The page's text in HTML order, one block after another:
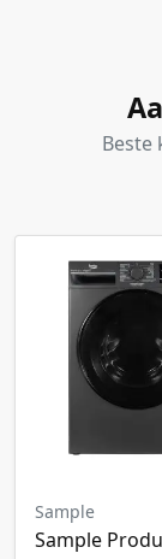
Beste
Sample
Sample